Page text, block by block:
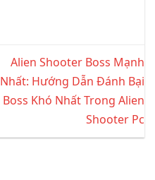
Alien Shooter Boss Mạnh
Nhất: Hướng Dẫn Đánh Bại
Boss Khó Nhất Trong Alien
Shooter Pc